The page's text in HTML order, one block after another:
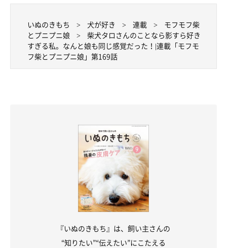
いぬのきもち 犬が好き 連載
モフモフ柴
とプニプニ娘
柴犬タロさんのことなら影すら好き
すぎる私。なんと娘も同じ感覚だった！|連載「モフモ
フ柴とプニプニ娘」第169話
『いぬのきもち』は、飼い主さんの
“知りたい”“伝えたい”にこたえる